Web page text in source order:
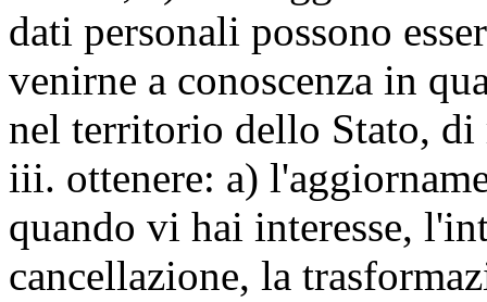
dati personali possono
venirne a conoscenza in
nel territorio dello Stato,
iii. ottenere: a)
quando vi hai interesse,
cancellazione, la